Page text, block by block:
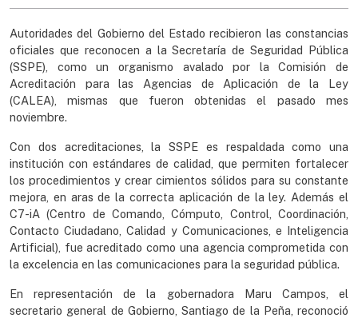
Autoridades del Gobierno del Estado recibieron las constancias
oficiales que reconocen a la Secretaría de Seguridad Pública
(SSPE), como un organismo avalado por la Comisión de
Acreditación para las Agencias de Aplicación de la Ley
(CALEA), mismas que fueron obtenidas el pasado mes
noviembre.
Con dos acreditaciones, la SSPE es respaldada como una
institución con estándares de calidad, que permiten fortalecer
los procedimientos y crear cimientos sólidos para su constante
mejora, en aras de la correcta aplicación de la ley. Además el
C7-iA (Centro de Comando, Cómputo, Control, Coordinación,
Contacto Ciudadano, Calidad y Comunicaciones, e Inteligencia
Artificial), fue acreditado como una agencia comprometida con
la excelencia en las comunicaciones para la seguridad pública.
En representación de la gobernadora Maru Campos, el
secretario general de Gobierno, Santiago de la Peña, reconoció